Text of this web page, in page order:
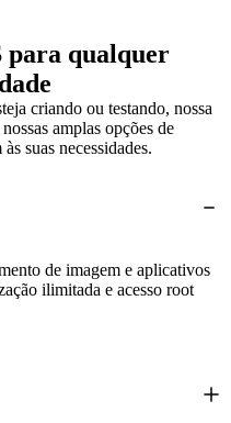
para qualquer
criando ou testando, nossa
amplas opções de
suas necessidades.
de imagem e aplicativos
ilimitada e acesso root